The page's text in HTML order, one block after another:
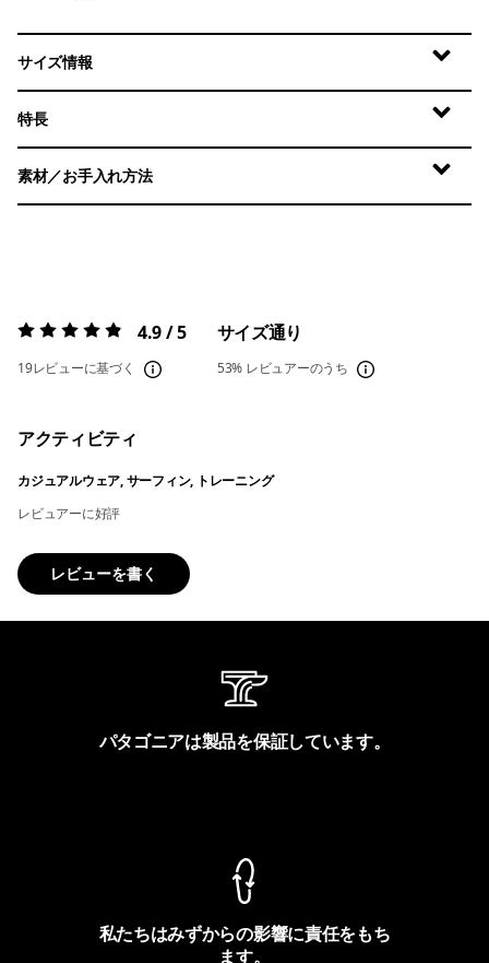
サイズ情報
特長
素材／お手入れ方法
評価:4.9 / 5 4.9 / 5
19レビューに基づく
サイズ通り
53% レビュアーのうち
アクティビティ
カジュアルウェア, サーフィン, トレーニング
レビュアーに好評
レビューを書く
パタゴニアは製品を保証しています。
私たちはみずからの影響に責任をもち
ます。